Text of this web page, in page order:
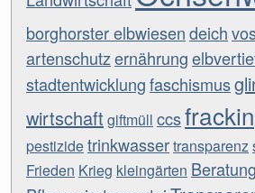
borghorster elbwiesendeich
artenschutzernährung
stadtentwicklungfaschismus
wirtschaft giftmüll ccs
pestizidetrinkwassertransparenz
Frieden Krieg kleingärten Beratung